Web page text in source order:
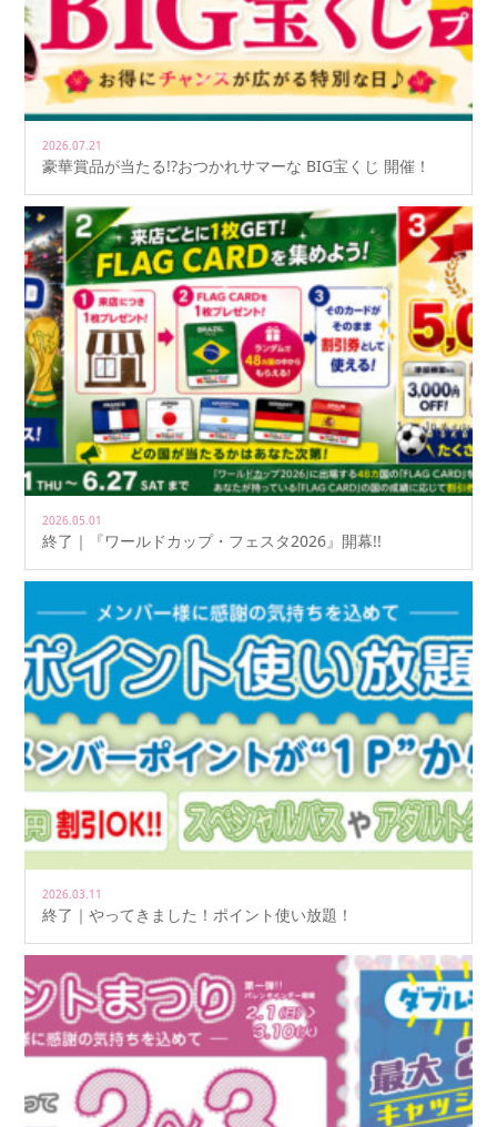
2026.07.21
豪華賞品が当たる!?おつかれサマーな BIG宝くじ 開催！
2026.05.01
終了｜『ワールドカップ・フェスタ2026』開幕!!
2026.03.11
終了｜やってきました！ポイント使い放題！